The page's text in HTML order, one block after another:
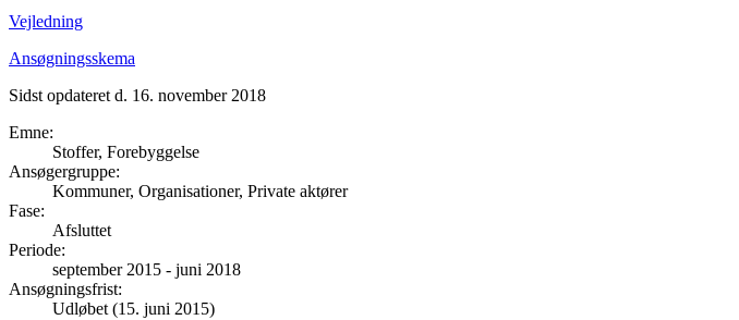
Vejledning
Ansøgningsskema
Sidst opdateret d. 16. november 2018
Emne:
Stoffer, Forebyggelse
Ansøgergruppe:
Kommuner, Organisationer, Private aktører
Fase:
Afsluttet
Periode:
september 2015 - juni 2018
Ansøgningsfrist:
Udløbet (15. juni 2015)